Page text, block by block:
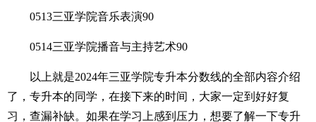
0513三亚学院音乐表演90
0514三亚学院播音与主持艺术90
以上就是2024年三亚学院专升本分数线的全部内容介绍
了，专升本的同学，在接下来的时间，大家一定到好好复
习，查漏补缺。如果在学习上感到压力，想要了解一下专升